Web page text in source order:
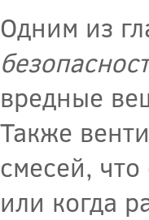
Одним из
вредные
Также
смесей,
или когда